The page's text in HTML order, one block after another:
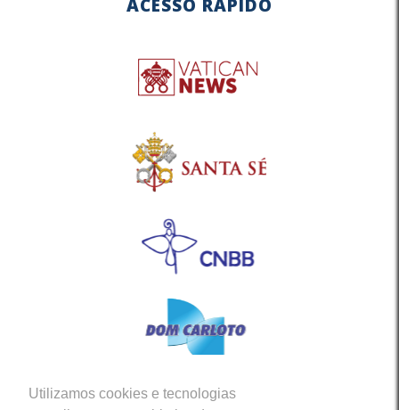
Utilizamos cookies e tecnologias
ACESSO RÁPIDO